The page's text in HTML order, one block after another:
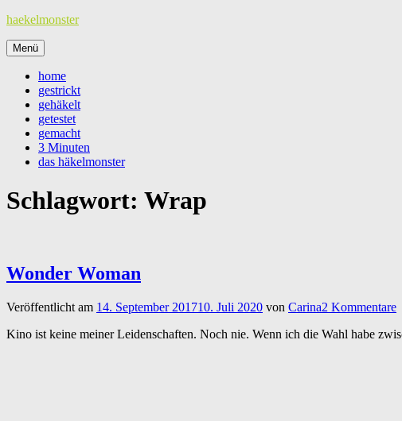
Zum
springen
haekelmonster
Menü
home
gestrickt
gehäkelt
getestet
gemacht
3 Minuten
das häkelmonster
Schlagwort: Wrap
Wonder Woman
Veröffentlicht am 14. September 201710. Juli 2020 von Carina2 Kommentare
Kino ist keine meiner Leidenschaften. Noch nie. Wenn ich die Wahl habe